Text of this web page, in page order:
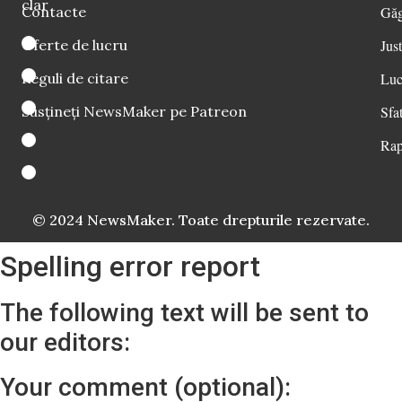
clar
Contacte
Oferte de lucru
Reguli de citare
Susțineți NewsMaker pe Patreon
© 2024 NewsMaker. Toate drepturile rezervate.
Spelling error report
The following text will be sent to
our editors:
Your comment (optional):